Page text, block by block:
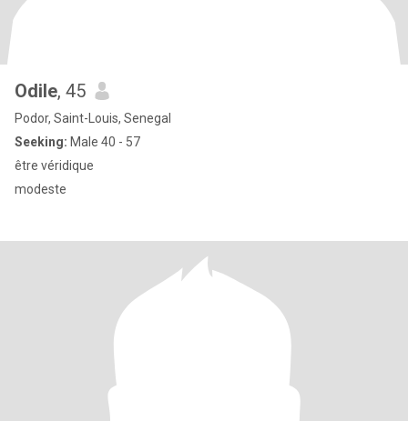
Odile, 45
Podor, Saint-Louis, Senegal
Seeking: Male 40 - 57
être véridique
modeste